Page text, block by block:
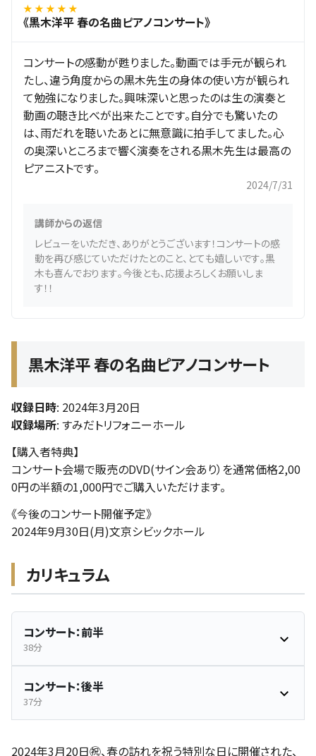
★ ★ ★ ★ ★
《黒木洋平 春の名曲ピアノコンサート》
コンサートの感動が甦りました。動画では手元が観られ
たし、違う角度からの黒木先生の身体の使い方が観られ
て勉強になりました。興味深いと思ったのは生の演奏と
動画の聴き比べが出来たことです。自分でも驚いたの
は、雨だれを聴いたあとに無意識に拍手してました。心
の奥深いところまで響く演奏をされる黒木先生は最高の
ピアニストです。
2024/7/31
講師からの返信
レビューをいただき、ありがとうございます！コンサートの感
動を再び感じていただけたとのこと、とても嬉しいです。黒
木も喜んでおります。今後とも、応援よろしくお願いしま
す！！
黒木洋平 春の名曲ピアノコンサート
収録日時: 2024年3月20日
収録場所: すみだトリフォニーホール
【購入者特典】
コンサート会場で販売のDVD(サイン会あり）を通常価格2,00
0円の半額の1,000円でご購入いただけます。
《今後のコンサート開催予定》
2024年9月30日(月)文京シビックホール
カリキュラム
コンサート：前半
38分
コンサート：後半
37分
2024年3月20日㊗️、春の訪れを祝う特別な日に開催された、